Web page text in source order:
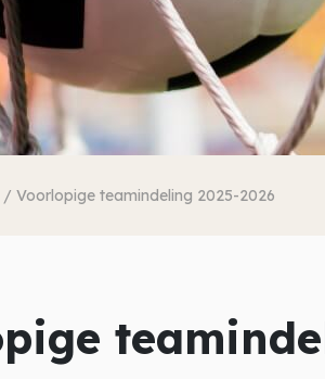
/ Voorlopige teamindeling 2025-2026